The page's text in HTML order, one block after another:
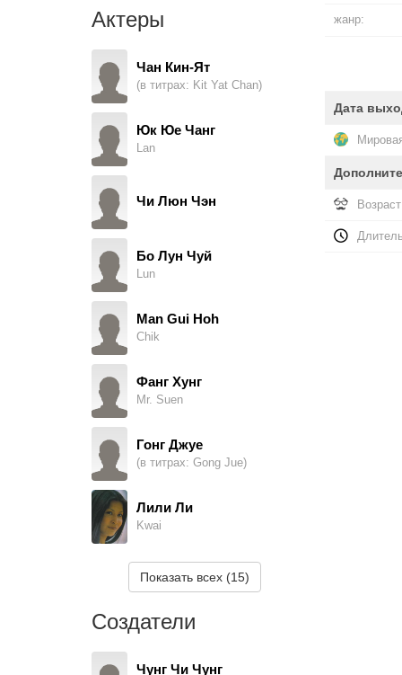
Актеры
Чан Кин-Ят
(в титрах: Kit Yat Chan)
Юк Юе Чанг
Lan
Чи Люн Чэн
Бо Лун Чуй
Lun
Man Gui Hoh
Chik
Фанг Хунг
Mr. Suen
Гонг Джуе
(в титрах: Gong Jue)
Лили Ли
Kwai
Чи Так Лью
Рэна Отомо
Показать всех (15)
Создатели
Чунг Чи Чунг
жанр:
Дата